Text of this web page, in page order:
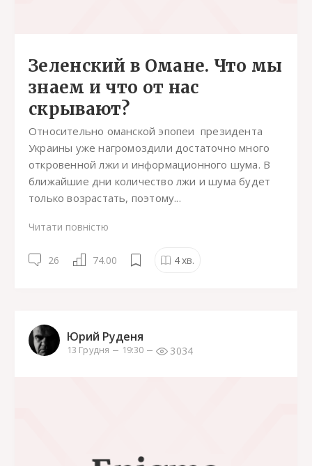
Зеленский в Омане. Что мы
знаем и что от нас
скрывают?
Относительно оманской эпопеи президента
Украины уже нагромоздили достаточно много
откровенной лжи и информационного шума. В
ближайшие дни количество лжи и шума будет
только возрастать, поэтому...
Читати повністю
26 74.00 4хв.
Юрий Руденя
13 Грудня 19:30 3034